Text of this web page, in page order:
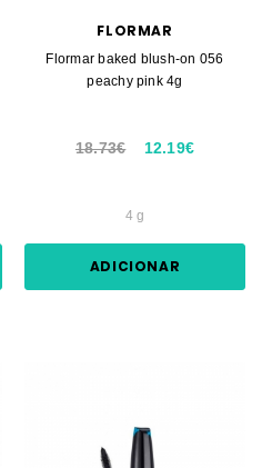
FLORMAR
Flormar baked blush-on 056
peachy pink 4g
18.73€ 12.19€
4 g
ADICIONAR